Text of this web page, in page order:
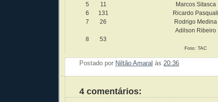
5
11
Marcos Sitasca
6
131
Ricardo Pasquali
7
26 Rodrigo Medina
8 53
Adilson Ribeiro
Foto: TAC
Postado por Niltão Amaral às 20:36
4 comentários: